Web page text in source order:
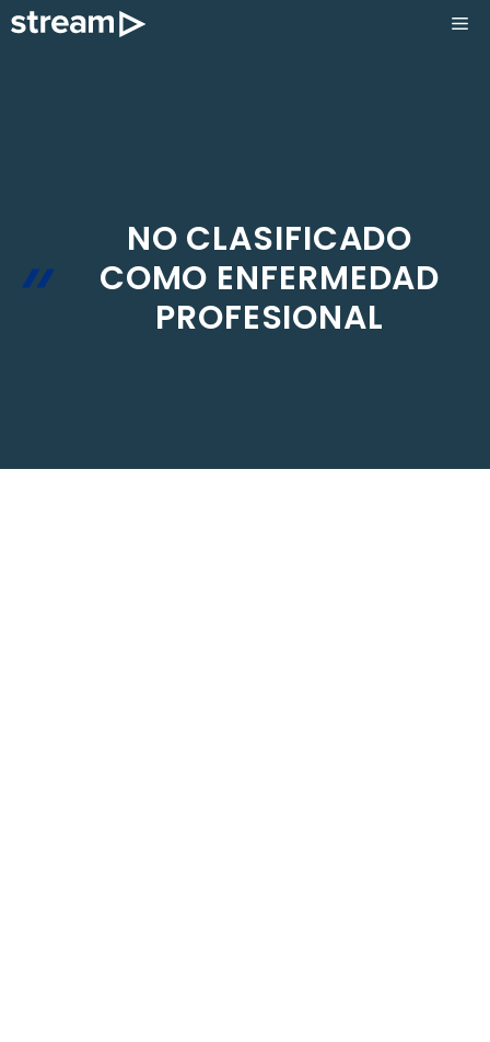
Saltar
NO CLASIFICADO
COMO ENFERMEDAD
PROFESIONAL